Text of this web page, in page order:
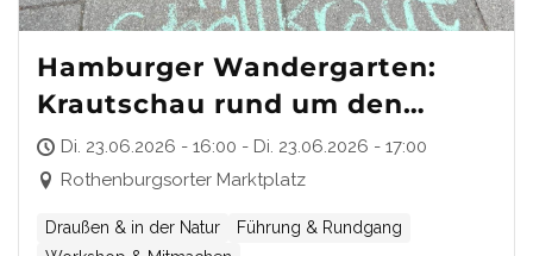
Hamburger Wandergarten:
Krautschau rund um den
Rothenburgsorter Marktplatz
Di. 23.06.2026 - 16:00 - Di. 23.06.2026 - 17:00
Rothenburgsorter Marktplatz
Draußen & in der Natur
Führung & Rundgang